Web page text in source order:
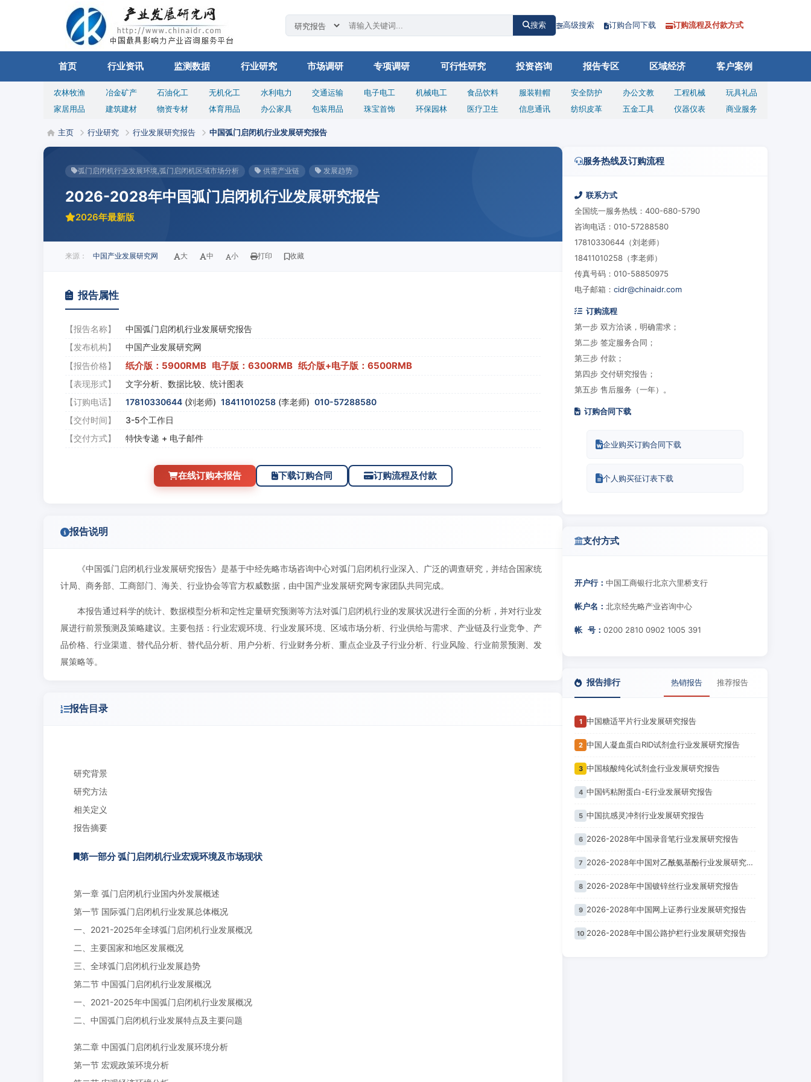
搜索 高级搜索 订购合同下载 订购流程及付款方式
首页 行业资讯 监测数据 行业研究 市场调研 专项调研 可行性研究 投资咨询 报告专区 区域经济 客户案例
农林牧渔 冶金矿产 石油化工 无机化工 水利电力 交通运输 电子电工 机械电工 食品饮料 服装鞋帽 安全防护 办公文教 工程机械
玩具礼品
家居用品
建筑建材 物资专材 体育用品 办公家具 包装用品 珠宝首饰 环保园林 医疗卫生 信息通讯 纺织皮革 五金工具 仪器仪表 商业服务
主页 行业研究 行业发展研究报告 中国弧门启闭机行业发展研究报告
弧门启闭机行业发展环境,弧门启闭机区域市场分析 供需产业链 发展趋势
2026-2028年中国弧门启闭机行业发展研究报告
2026年最新版
来源： 中国产业发展研究网 大 中 小 打印 收藏
报告属性
【报告名称】
中国弧门启闭机行业发展研究报告
【发布机构】
中国产业发展研究网
【报告价格】
纸介版：5900RMB 电子版：6300RMB 纸介版+电子版：6500RMB
【表现形式】
文字分析、数据比较、统计图表
【订购电话】
17810330644 (刘老师) 18411010258 (李老师) 010-57288580
【交付时间】
3-5个工作日
【交付方式】
特快专递 + 电子邮件
在线订购本报告 下载订购合同 订购流程及付款
报告说明
《中国弧门启闭机行业发展研究报告》是基于中经先略市场咨询中心对弧门启闭机行业深入、广泛的调查研究，并结合国家统
计局、商务部、工商部门、海关、行业协会等官方权威数据，由中国产业发展研究网专家团队共同完成。
本报告通过科学的统计、数据模型分析和定性定量研究预测等方法对弧门启闭机行业的发展状况进行全面的分析，并对行业发
展进行前景预测及策略建议。主要包括：行业宏观环境、行业发展环境、区域市场分析、行业供给与需求、产业链及行业竞争、产
品价格、行业渠道、替代品分析、替代品分析、用户分析、行业财务分析、重点企业及子行业分析、行业风险、行业前景预测、发
展策略等。
报告目录
研究背景
研究方法
相关定义
报告摘要
第一部分 弧门启闭机行业宏观环境及市场现状
第一章 弧门启闭机行业国内外发展概述
第一节 国际弧门启闭机行业发展总体概况
一、2021-2025年全球弧门启闭机行业发展概况
二、主要国家和地区发展概况
三、全球弧门启闭机行业发展趋势
第二节 中国弧门启闭机行业发展概况
一、2021-2025年中国弧门启闭机行业发展概况
二、中国弧门启闭机行业发展特点及主要问题
第二章 中国弧门启闭机行业发展环境分析
第一节 宏观政策环境分析
服务热线及订购流程
联系方式
全国统一服务热线：400-680-5790
咨询电话：010-57288580
17810330644（刘老师）
18411010258（李老师）
传真号码：010-58850975
电子邮箱： cidr@chinaidr.com
订购流程
第一步 双方洽谈，明确需求；
第二步 签定服务合同；
第三步 付款；
第四步 交付研究报告；
第五步 售后服务（一年）。
订购合同下载
企业购买订购合同下载
个人购买征订表下载
支付方式
开户行： 中国工商银行北京六里桥支行
帐户名： 北京经先略产业咨询中心
帐 号： 0200 2810 0902 1005 391
报告排行 热销报告 推荐报告
1 中国糖适平片行业发展研究报告
2 中国人凝血蛋白RID试剂盒行业发展研究报告
3 中国核酸纯化试剂盒行业发展研究报告
4 中国钙粘附蛋白-E行业发展研究报告
5 中国抗感灵冲剂行业发展研究报告
6 2026-2028年中国录音笔行业发展研究报告
7 2026-2028年中国对乙酰氨基酚行业发展研究报告
8 2026-2028年中国镀锌丝行业发展研究报告
9 2026-2028年中国网上证券行业发展研究报告
10 2026-2028年中国公路护栏行业发展研究报告